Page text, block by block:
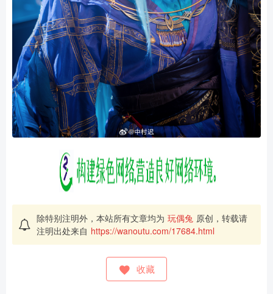
除特别注明外，本站所有文章均为 玩偶兔 原创，转载请
注明出处来自 https://wanoutu.com/17684.html
收藏